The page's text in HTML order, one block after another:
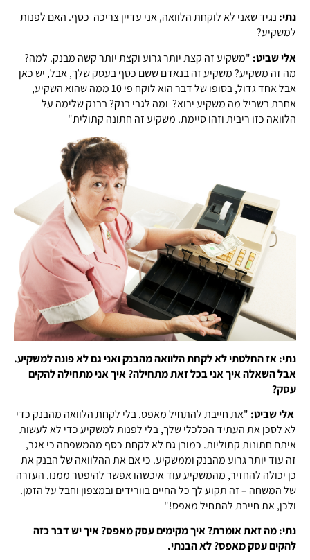
נתי: נגיד שאני לא לוקחת הלוואה, אני עדיין צריכה כסף. האם לפנות
למשקיע?
אלי שביט: "משקיע זה קצת יותר גרוע וקצת יותר קשה מבנק. למה?
מה זה משקיע? משקיע זה בנאדם ששם כסף בעסק שלך, אבל, יש כאן
אבל אחד גדול, בסופו של דבר הוא לוקח פי 10 ממה שהוא השקיע,
אחרת בשביל מה משקיע יבוא? ומה לגבי בנק? בבנק שלימה על
הלוואה כזו ריבית וזהו סיימת. משקיע זה חתונה קתולית"
נתי: אז החלטתי לא לקחת הלוואה מהבנק ואני גם לא פונה למשקיע.
אבל השאלה איך אני בכל זאת מתחילה? איך אני מתחילה להקים
עסק?
אלי שביט: "את חייבת להתחיל מאפס. בלי לקחת הלוואה מהבנק כדי
לא לסכן את העתיד הכלכלי שלך, בלי לפנות למשקיע כדי לא לעשות
איתם חתונות קתוליות. כמובן גם לא לקחת כסף מהמשפחה כי אגב,
זה עוד יותר גרוע מהבנק וממשקיע. כי אם את ההלוואה של הבנק את
כן יכולה להחזיר, מהמשקיע עוד איכשהו אפשר להיפטר ממנו. העזרה
של המשחה – זה תקוע לך כל החיים בוורידים ובמצפון וחבל על הזמן.
ולכן, את חייבת להתחיל מאפס!"
נתי: מה זאת אומרת? איך מקימים עסק מאפס? איך יש דבר כזה
להקים עסק מאפס? לא הבנתי.